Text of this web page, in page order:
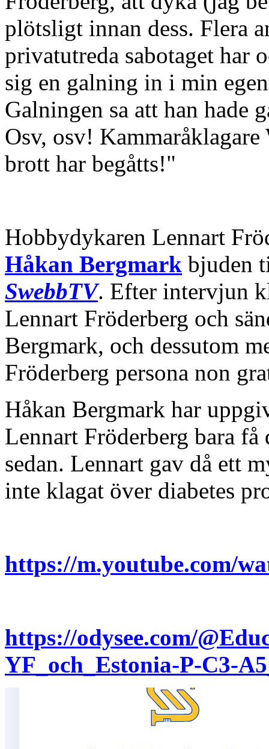
plötsligt innan dess. Flera
privatutreda sabotaget har
sig en galning in i min
Galningen sa att han hade
Osv, osv!
brott har begåtts!"
Hobbydykaren Lennart
Håkan Bergmark bjuden
SwebbTV. Efter intervjun
Lennart Fröderberg och
Bergmark, och dessutom
Fröderberg persona non
Håkan Bergmark har
Lennart Fröderberg bara
sedan. Lennart gav då ett
inte klagat över diabetes
https://m.youtube.com/
https://odysee.com/
YF_och_Estonia-P-C3-